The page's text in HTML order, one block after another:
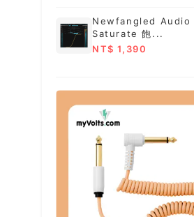
Newfangled Audio
Saturate 飽...
NT$ 1,390